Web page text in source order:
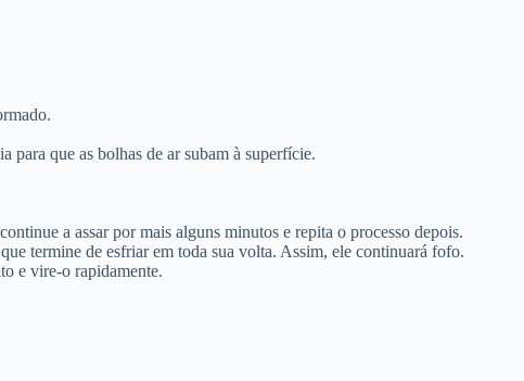
para que as bolhas de ar subam à superfície.
a assar por mais alguns minutos e repita o processo depois.
termine de esfriar em toda sua volta. Assim, ele continuará fofo.
e vire-o rapidamente.